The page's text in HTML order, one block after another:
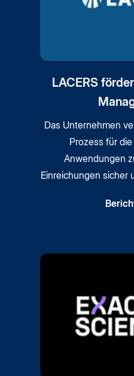
LACERS
Das Unternehmen
Prozess für
Anwendungen
Einreichungen sicher